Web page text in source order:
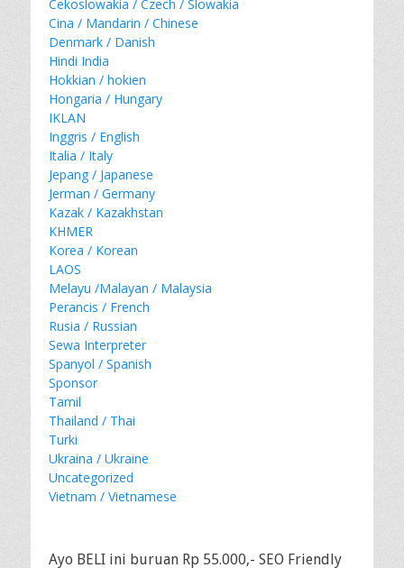
Cekoslowakia / Czech / Slowakia
Cina / Mandarin / Chinese
Denmark / Danish
Hindi India
Hokkian / hokien
Hongaria / Hungary
IKLAN
Inggris / English
Italia / Italy
Jepang / Japanese
Jerman / Germany
Kazak / Kazakhstan
KHMER
Korea / Korean
LAOS
Melayu /Malayan / Malaysia
Perancis / French
Rusia / Russian
Sewa Interpreter
Spanyol / Spanish
Sponsor
Tamil
Thailand / Thai
Turki
Ukraina / Ukraine
Uncategorized
Vietnam / Vietnamese
Ayo BELI ini buruan Rp 55.000,- SEO Friendly